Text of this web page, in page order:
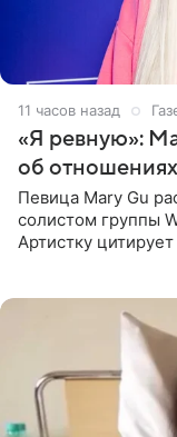
11 часов назад
«Я ревную»:
об
Певица Mary Gu
солистом группы
Артистку